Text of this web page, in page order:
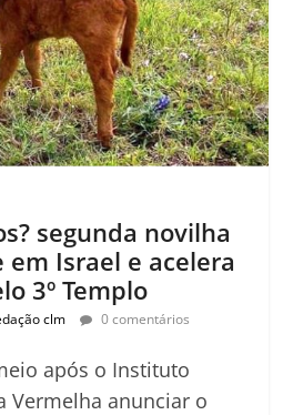
segunda novilha
Israel e acelera
3º Templo
clm 0 comentários
após o Instituto
Vermelha anunciar o